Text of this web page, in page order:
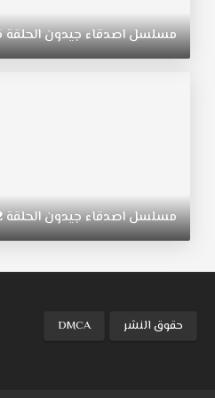
فتغير
من
اهتماماتها
مسلسلاصدقاءجيدونالحلقة
مسلسلاصدقاءجيدونالحلقة
حقوق النشر DMCA